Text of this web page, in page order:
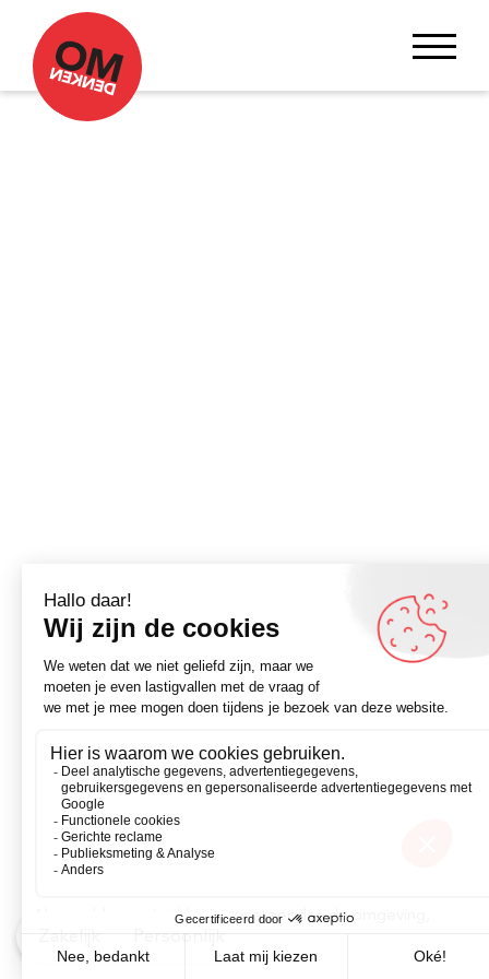
Als een bloem niet bloeit, repareer dan de omgeving,
Zakelijk Persoonlijk